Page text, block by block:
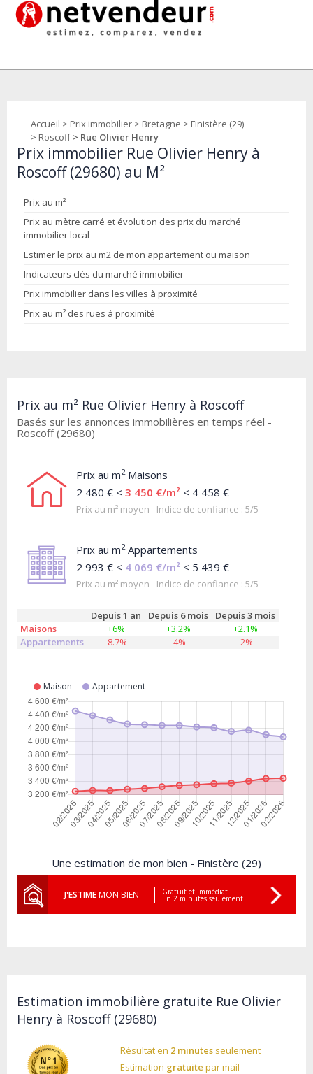
Accueil > Prix immobilier > Bretagne > Finistère (29)
> Roscoff > Rue Olivier Henry
Prix immobilier Rue Olivier Henry à
Roscoff (29680) au M²
Prix au m²
Prix au mètre carré et évolution des prix du marché
immobilier local
Estimer le prix au m2 de mon appartement ou maison
Indicateurs clés du marché immobilier
Prix immobilier dans les villes à proximité
Prix au m² des rues à proximité
Prix au m² Rue Olivier Henry à Roscoff
Basés sur les annonces immobilières en temps réel -
Roscoff (29680)
Prix au m2Maisons
2 480 € < 3 450 €/m² < 4 458 €
Prix au m² moyen - Indice de confiance : 5/5
Prix au m2Appartements
2 993 € < 4 069 €/m² < 5 439 €
Prix au m² moyen - Indice de confiance : 5/5
Depuis 1 an Depuis 6 mois
Depuis 3 mois
Maisons
+6% +3.2%
+2.1%
Appartements
-8.7% -4% -2%
Maison Appartement
Une estimation de mon bien - Finistère (29)
J'ESTIMEMON BIEN Gratuit et Immédiat
En 2 minutes seulement
Estimation immobilière gratuite Rue Olivier
Henry à Roscoff (29680)
Résultat en 2 minutes seulement
Estimation gratuite par mail